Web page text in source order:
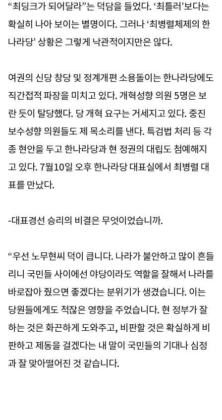
“최딩크가 되어달라”는 덕담을 들었다. ‘최틀러’보다는
확실히 나아 보이는 별명이다. 그러나 ‘최병렬체제의 한
나라당’ 상황은 그렇게 낙관적이지만은 않다.
여권의 신당 창당 및 정계개편 소용돌이는 한나라당에도
직간접적 파장을 미치고 있다. 개혁성향 의원 5명은 보
란 듯이 탈당했다. 당 개혁 요구는 거세지고 있다. 중진
보수성향 의원들도 제 목소리를 낸다. 특검법 처리 등 각
종 현안을 두고 한나라당과 현 정권의 대립도 첨예해지
고 있다. 7월10일 오후 한나라당 대표실에서 최병렬 대
표를 만났다.
-대표경선 승리의 비결은 무엇이었습니까.
“우선 노무현씨 덕이 큽니다. 나라가 불안하고 많이 흔들
리니 국민들 사이에선 야당이라도 역할을 잘해서 나라를
바로잡아 줬으면 좋겠다는 분위기가 생겼습니다. 이는
당원들에게도 적잖은 영향을 주었습니다. 현 정부가 잘
하는 것은 화끈하게 도와주고, 비판할 것은 확실하게 비
판하고 제동을 걸겠다는 내 말이 국민들의 기대나 심정
과 잘 맞아떨어진 것 같습니다.